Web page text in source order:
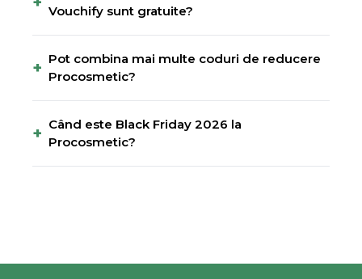
Vouchify sunt gratuite?
+ Pot combina mai multe coduri de reducere
Procosmetic?
+ Când este Black Friday 2026 la
Procosmetic?